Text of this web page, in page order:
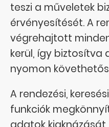
teszi a műveletek
érvényesítését. A
végrehajtott
kerül, így biztosítva
nyomon
A rendezési,
funkciók